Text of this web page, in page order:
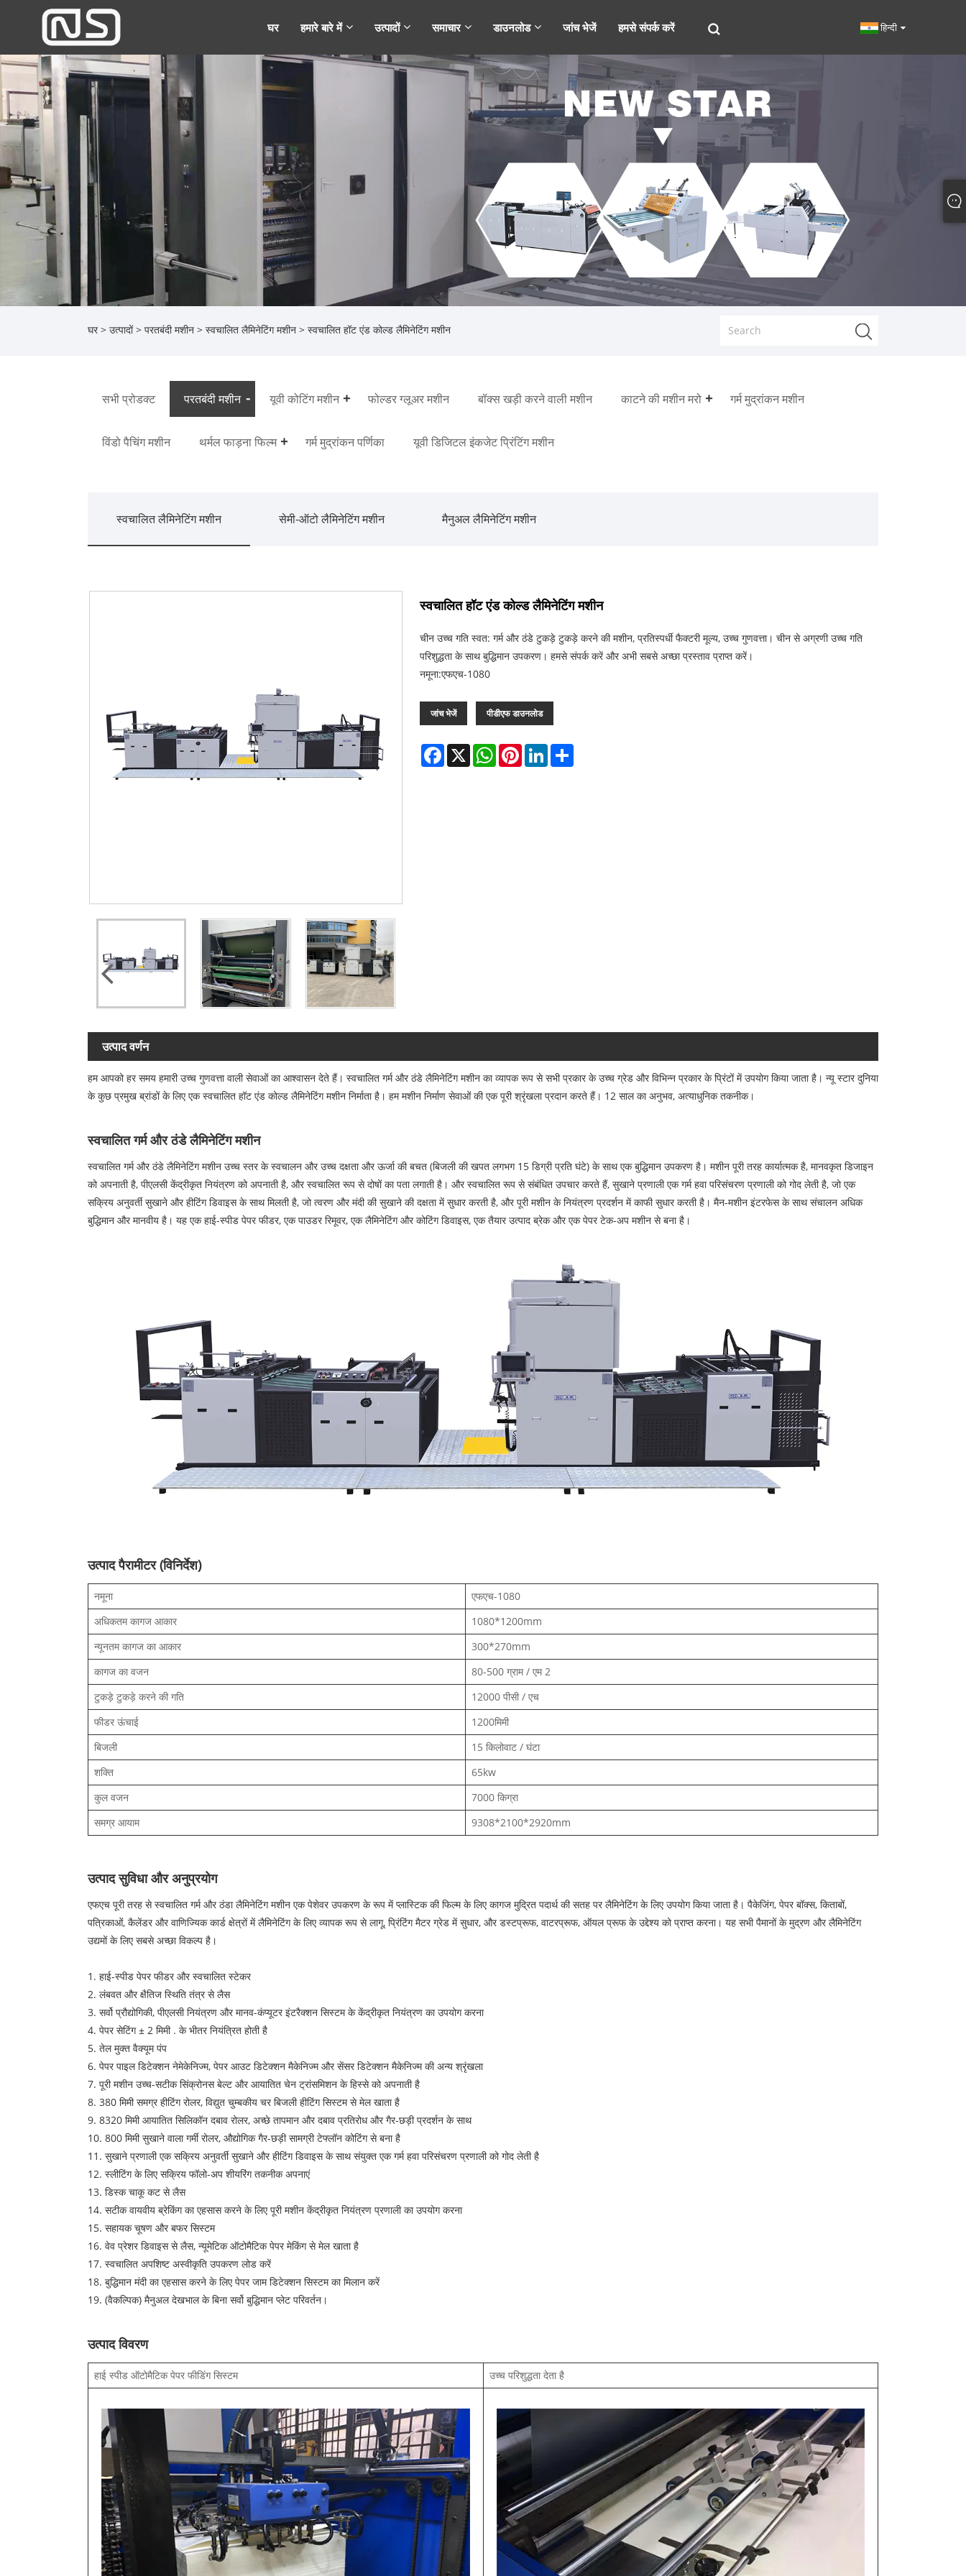
घर हमारे बारे में उत्पादों समाचार डाउनलोड जांच भेजें हमसे संपर्क करें हिन्दी
घर > उत्पादों> परतबंदी मशीन > स्वचालित लैमिनेटिंग मशीन > स्वचालित हॉट एंड कोल्ड लैमिनेटिंग मशीन
सभी प्रोडक्ट परतबंदी मशीन यूवी कोटिंग मशीन फोल्डर ग्लूअर मशीन बॉक्स खड़ी करने वाली मशीन काटने की मशीन मरो गर्म मुद्रांकन मशीन
विंडो पैचिंग मशीन थर्मल फाड़ना फिल्म गर्म मुद्रांकन पर्णिका यूवी डिजिटल इंकजेट प्रिंटिंग मशीन
स्वचालित लैमिनेटिंग मशीन सेमी-ऑटो लैमिनेटिंग मशीन मैनुअल लैमिनेटिंग मशीन
स्वचालित हॉट एंड कोल्ड लैमिनेटिंग मशीन
चीन उच्च गति स्वत: गर्म और ठंडे टुकड़े टुकड़े करने की मशीन, प्रतिस्पर्धी फैक्टरी मूल्य, उच्च गुणवत्ता। चीन से अग्रणी उच्च गति
परिशुद्धता के साथ बुद्धिमान उपकरण। हमसे संपर्क करें और अभी सबसे अच्छा प्रस्ताव प्राप्त करें।
नमूना:एफएच-1080
जांच भेजें पीडीएफ डाउनलोड
Facebook
X WhatsAppPinterestLinkedIn
उत्पाद वर्णन
हम आपको हर समय हमारी उच्च गुणवत्ता वाली सेवाओं का आश्वासन देते हैं। स्वचालित गर्म और ठंडे लैमिनेटिंग मशीन का व्यापक रूप से सभी प्रकार के उच्च ग्रेड और विभिन्न प्रकार के प्रिंटों में उपयोग किया जाता है। न्यू स्टार दुनिया
के कुछ प्रमुख ब्रांडों के लिए एक स्वचालित हॉट एंड कोल्ड लैमिनेटिंग मशीन निर्माता है। हम मशीन निर्माण सेवाओं की एक पूरी श्रृंखला प्रदान करते हैं। 12 साल का अनुभव, अत्याधुनिक तकनीक।
स्वचालित गर्म और ठंडे लैमिनेटिंग मशीन
स्वचालित गर्म और ठंडे लैमिनेटिंग मशीन उच्च स्तर के स्वचालन और उच्च दक्षता और ऊर्जा की बचत (बिजली की खपत लगभग 15 डिग्री प्रति घंटे) के साथ एक बुद्धिमान उपकरण है। मशीन पूरी तरह कार्यात्मक है, मानवकृत डिजाइन
को अपनाती है, पीएलसी केंद्रीकृत नियंत्रण को अपनाती है, और स्वचालित रूप से दोषों का पता लगाती है। और स्वचालित रूप से संबंधित उपचार करते हैं, सुखाने प्रणाली एक गर्म हवा परिसंचरण प्रणाली को गोद लेती है, जो एक
सक्रिय अनुवर्ती सुखाने और हीटिंग डिवाइस के साथ मिलती है, जो त्वरण और मंदी की सुखाने की दक्षता में सुधार करती है, और पूरी मशीन के नियंत्रण प्रदर्शन में काफी सुधार करती है। मैन-मशीन इंटरफेस के साथ संचालन अधिक
बुद्धिमान और मानवीय है। यह एक हाई-स्पीड पेपर फीडर, एक पाउडर रिमूवर, एक लैमिनेटिंग और कोटिंग डिवाइस, एक तैयार उत्पाद ब्रेक और एक पेपर टेक-अप मशीन से बना है।
उत्पाद पैरामीटर (विनिर्देश)
नमूना
एफएच-1080
अधिकतम कागज आकार
1080*1200mm
न्यूनतम कागज का आकार
300*270mm
कागज का वजन
80-500 ग्राम / एम 2
टुकड़े टुकड़े करने की गति
12000 पीसी / एच
फीडर ऊंचाई
1200मिमी
बिजली
15 किलोवाट / घंटा
शक्ति
65kw
कुल वजन
7000 किग्रा
समग्र आयाम
9308*2100*2920mm
उत्पाद सुविधा और अनुप्रयोग
एफएच पूरी तरह से स्वचालित गर्म और ठंडा लैमिनेटिंग मशीन एक पेशेवर उपकरण के रूप में प्लास्टिक की फिल्म के लिए कागज मुद्रित पदार्थ की सतह पर लैमिनेटिंग के लिए उपयोग किया जाता है। पैकेजिंग, पेपर बॉक्स, किताबों,
पत्रिकाओं, कैलेंडर और वाणिज्यिक कार्ड क्षेत्रों में लैमिनेटिंग के लिए व्यापक रूप से लागू, प्रिंटिंग मैटर ग्रेड में सुधार, और डस्टप्रूफ, वाटरप्रूफ, ऑयल प्रूफ के उद्देश्य को प्राप्त करना। यह सभी पैमानों के मुद्रण और लैमिनेटिंग
उद्यमों के लिए सबसे अच्छा विकल्प है।
1. हाई-स्पीड पेपर फीडर और स्वचालित स्टेकर
2. लंबवत और क्षैतिज स्थिति तंत्र से लैस
3. सर्वो प्रौद्योगिकी, पीएलसी नियंत्रण और मानव-कंप्यूटर इंटरैक्शन सिस्टम के केंद्रीकृत नियंत्रण का उपयोग करना
4. पेपर सेटिंग ± 2 मिमी . के भीतर नियंत्रित होती है
5. तेल मुक्त वैक्यूम पंप
6. पेपर पाइल डिटेक्शन नेमेकेनिज्म, पेपर आउट डिटेक्शन मैकेनिज्म और सेंसर डिटेक्शन मैकेनिज्म की अन्य श्रृंखला
7. पूरी मशीन उच्च-सटीक सिंक्रोनस बेल्ट और आयातित चेन ट्रांसमिशन के हिस्से को अपनाती है
8. 380 मिमी समग्र हीटिंग रोलर, विद्युत चुम्बकीय चर बिजली हीटिंग सिस्टम से मेल खाता है
9. 8320 मिमी आयातित सिलिकॉन दबाव रोलर, अच्छे तापमान और दबाव प्रतिरोध और गैर-छड़ी प्रदर्शन के साथ
10. 800 मिमी सुखाने वाला गर्मी रोलर, औद्योगिक गैर-छड़ी सामग्री टेफ्लॉन कोटिंग से बना है
11. सुखाने प्रणाली एक सक्रिय अनुवर्ती सुखाने और हीटिंग डिवाइस के साथ संयुक्त एक गर्म हवा परिसंचरण प्रणाली को गोद लेती है
12. स्लीटिंग के लिए सक्रिय फॉलो-अप शीयरिंग तकनीक अपनाएं
13. डिस्क चाकू कट से लैस
14. सटीक वायवीय ब्रेकिंग का एहसास करने के लिए पूरी मशीन केंद्रीकृत नियंत्रण प्रणाली का उपयोग करना
15. सहायक चूषण और बफर सिस्टम
16. वेव प्रेशर डिवाइस से लैस, न्यूमेटिक ऑटोमैटिक पेपर मेकिंग से मेल खाता है
17. स्वचालित अपशिष्ट अस्वीकृति उपकरण लोड करें
18. बुद्धिमान मंदी का एहसास करने के लिए पेपर जाम डिटेक्शन सिस्टम का मिलान करें
19. (वैकल्पिक) मैनुअल देखभाल के बिना सर्वो बुद्धिमान प्लेट परिवर्तन।
उत्पाद विवरण
हाई स्पीड ऑटोमैटिक पेपर फीडिंग सिस्टम उच्च परिशुद्धता देता है